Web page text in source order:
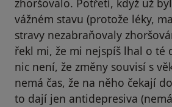
zhoršovalo. Potřetí, když už
vážném stavu (protože léky,
stravy nezabraňovaly
řekl mi, že mi nejspíš lhal o té
nic není, že změny souvisí s
nemá čas, že na něho čekají
to dají jen antidepresiva